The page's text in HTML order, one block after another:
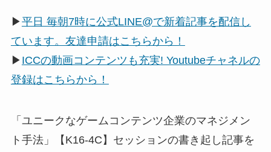
▶平日 毎朝7時に公式LINE@で新着記事を配信し
ています。友達申請はこちらから！
▶ ICCの動画コンテンツも充実! Youtubeチャネルの
登録はこちらから！
「ユニークなゲームコンテンツ企業のマネジメン
ト手法」【K16-4C】セッションの書き起し記事を